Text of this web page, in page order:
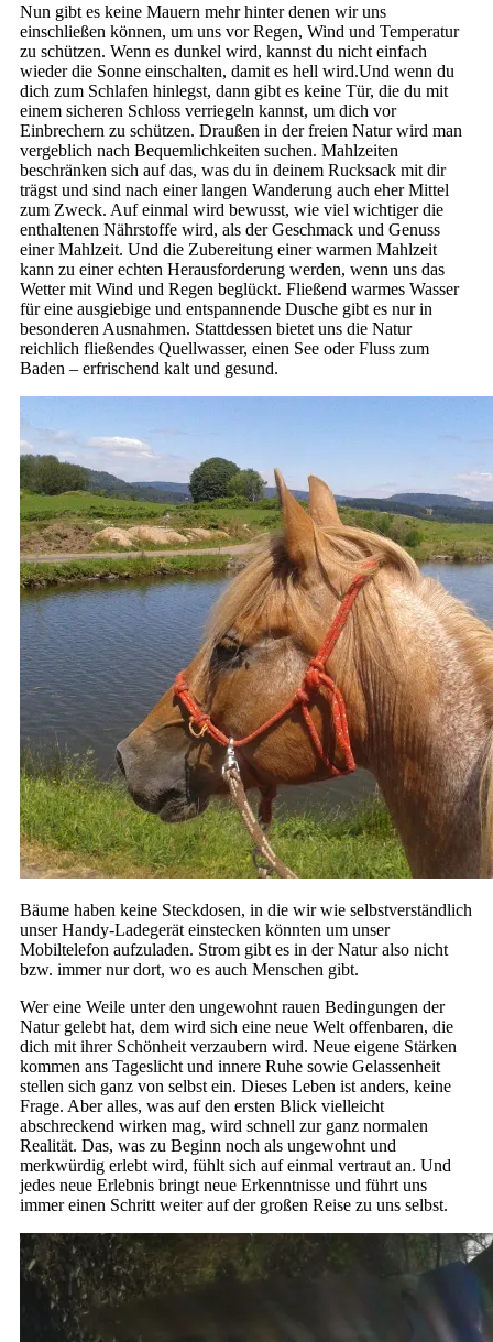
Nun gibt es keine Mauern mehr hinter denen wir uns
einschließen können, um uns vor Regen, Wind und Temperatur
zu schützen. Wenn es dunkel wird, kannst du nicht einfach
wieder die Sonne einschalten, damit es hell wird.Und wenn du
dich zum Schlafen hinlegst, dann gibt es keine Tür, die du mit
einem sicheren Schloss verriegeln kannst, um dich vor
Einbrechern zu schützen. Draußen in der freien Natur wird man
vergeblich nach Bequemlichkeiten suchen. Mahlzeiten
beschränken sich auf das, was du in deinem Rucksack mit dir
trägst und sind nach einer langen Wanderung auch eher Mittel
zum Zweck. Auf einmal wird bewusst, wie viel wichtiger die
enthaltenen Nährstoffe wird, als der Geschmack und Genuss
einer Mahlzeit. Und die Zubereitung einer warmen Mahlzeit
kann zu einer echten Herausforderung werden, wenn uns das
Wetter mit Wind und Regen beglückt. Fließend warmes Wasser
für eine ausgiebige und entspannende Dusche gibt es nur in
besonderen Ausnahmen. Stattdessen bietet uns die Natur
reichlich fließendes Quellwasser, einen See oder Fluss zum
Baden – erfrischend kalt und gesund.
Bäume haben keine Steckdosen, in die wir wie selbstverständlich
unser Handy-Ladegerät einstecken könnten um unser
Mobiltelefon aufzuladen. Strom gibt es in der Natur also nicht
bzw. immer nur dort, wo es auch Menschen gibt.
Wer eine Weile unter den ungewohnt rauen Bedingungen der
Natur gelebt hat, dem wird sich eine neue Welt offenbaren, die
dich mit ihrer Schönheit verzaubern wird. Neue eigene Stärken
kommen ans Tageslicht und innere Ruhe sowie Gelassenheit
stellen sich ganz von selbst ein. Dieses Leben ist anders, keine
Frage. Aber alles, was auf den ersten Blick vielleicht
abschreckend wirken mag, wird schnell zur ganz normalen
Realität. Das, was zu Beginn noch als ungewohnt und
merkwürdig erlebt wird, fühlt sich auf einmal vertraut an. Und
jedes neue Erlebnis bringt neue Erkenntnisse und führt uns
immer einen Schritt weiter auf der großen Reise zu uns selbst.